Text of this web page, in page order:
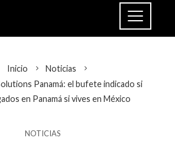
Inicio
Noticias
Panamá: el bufete indicado si
en Panamá si vives en México
NOTICIAS